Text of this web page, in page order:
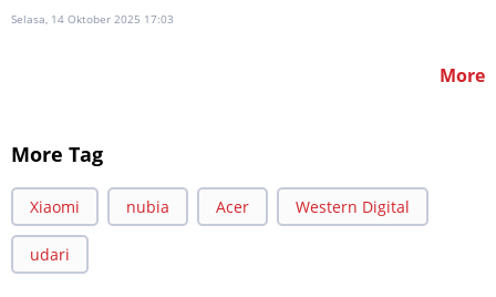
Selasa, 14 Oktober 2025 17:03
More
More Tag
Xiaomi nubia Acer Western Digital
udari